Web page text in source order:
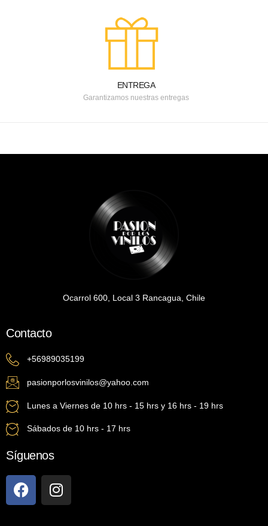
ENTREGA
Garantizamos nuestras entregas
Ocarrol 600, Local 3 Rancagua, Chile
Contacto
+56989035199
pasionporlosvinilos@yahoo.com
Lunes a Viernes de 10 hrs - 15 hrs y 16 hrs - 19 hrs
Sábados de 10 hrs - 17 hrs
Síguenos